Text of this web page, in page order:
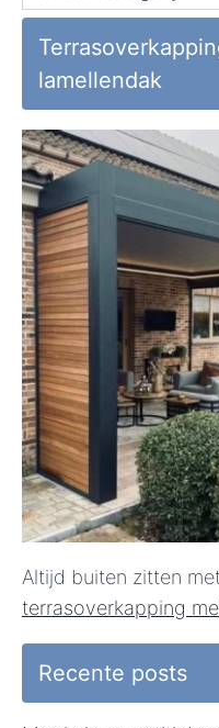
op
Huisvlijt
lamellendak
Altijd buiten zitten
terrasoverkapping
Recente posts